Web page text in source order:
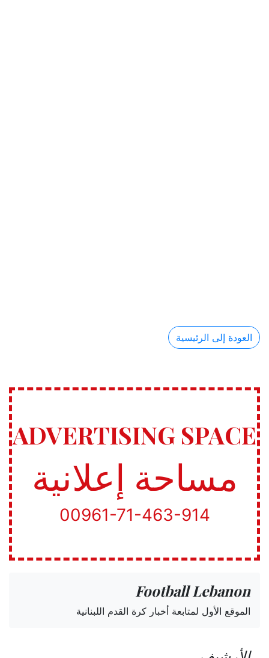
العودة إلى الرئيسية
ADVERTISING SPACE
مساحة إعلانية
00961-71-463-914
Football Lebanon
الموقع الأول لمتابعة أخبار كرة القدم اللبنانية